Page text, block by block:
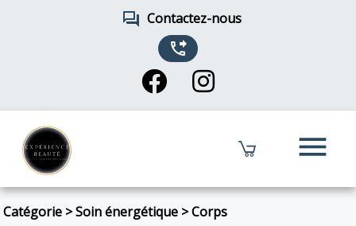
forum Contactez-nous
phone_forwarded
menu
Catégorie >Soin énergétique >Corps